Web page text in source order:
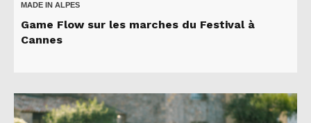
MADE IN ALPES
Game Flow sur les marches du Festival à
Cannes